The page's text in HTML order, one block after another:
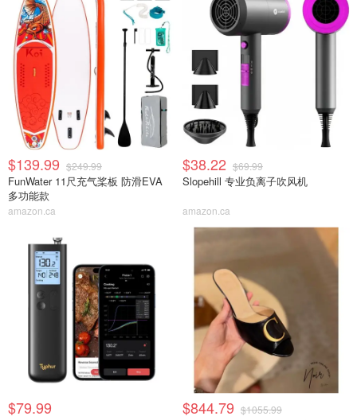
$139.99 $249.99
FunWater 11尺充气桨板 防滑EVA
多功能款
amazon.ca
$38.22 $69.99
Slopehill 专业负离子吹风机
amazon.ca
$79.99 $844.79 $1055.99